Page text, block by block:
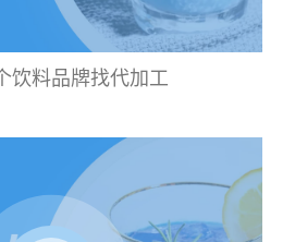
饮料品牌找代加工